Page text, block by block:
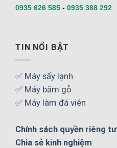
0935 626 585 - 0935 368 292
TIN NỔI BẬT
✅ Máy sấy lạnh
✅ Máy băm gỗ
✅ Máy làm đá viên
Chính sách quyền riêng tư
Chia sẻ kinh nghiệm